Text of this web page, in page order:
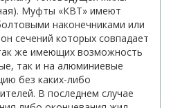
Муфты «КВТ» имеют
наконечниками или
сечений которых совпадает
же имеющих возможность
так и на алюминиевые
без каких-либо
В последнем случае